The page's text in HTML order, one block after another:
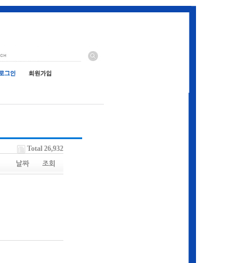
Total 26,932
날짜 조회